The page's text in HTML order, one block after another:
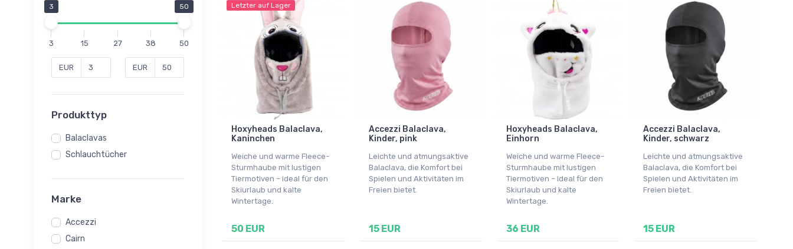
3 50
3 15 27 38 50
EUR EUR
Produkttyp
Balaclavas
Schlauchtücher
Marke
Accezzi
Cairn
Letzter auf Lager
Hoxyheads Balaclava,
Kaninchen
Weiche und warme Fleece-
Sturmhaube mit lustigen
Tiermotiven – ideal für den
Skiurlaub und kalte
Wintertage.
50 EUR
Accezzi Balaclava,
Kinder, pink
Leichte und atmungsaktive
Balaclava, die Komfort bei
Spielen und Aktivitäten im
Freien bietet.
15 EUR
Hoxyheads Balaclava,
Einhorn
Weiche und warme Fleece-
Sturmhaube mit lustigen
Tiermotiven – ideal für den
Skiurlaub und kalte
Wintertage.
36 EUR
Accezzi Balaclava,
Kinder, schwarz
Leichte und atmungsaktive
Balaclava, die Komfort bei
Spielen und Aktivitäten im
Freien bietet.
15 EUR